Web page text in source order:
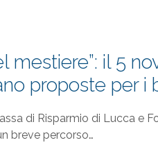
mestiere”: il 5
proposte per i
di Risparmio di Lucca e
breve percorso…